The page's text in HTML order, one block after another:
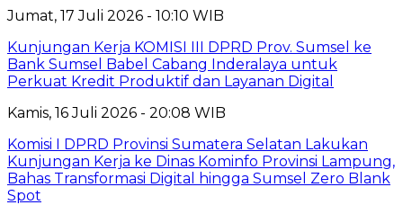
Jumat, 17 Juli 2026 - 10:10 WIB
Kunjungan Kerja KOMISI III DPRD Prov. Sumsel ke
Bank Sumsel Babel Cabang Inderalaya untuk
Perkuat Kredit Produktif dan Layanan Digital
Kamis, 16 Juli 2026 - 20:08 WIB
Komisi I DPRD Provinsi Sumatera Selatan Lakukan
Kunjungan Kerja ke Dinas Kominfo Provinsi Lampung,
Bahas Transformasi Digital hingga Sumsel Zero Blank
Spot